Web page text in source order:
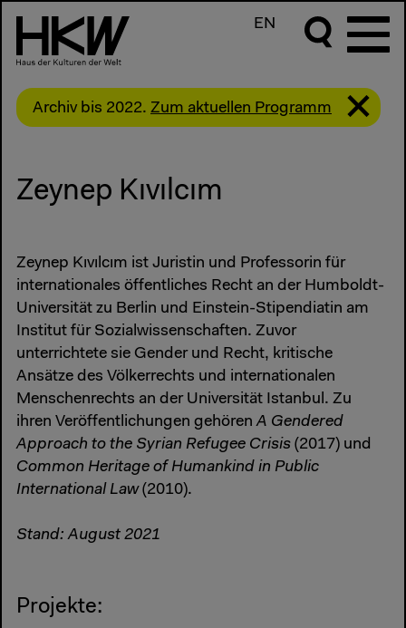
EN
Archiv bis 2022. Zum aktuellen Programm
Zeynep Kıvılcım
Zeynep Kıvılcım ist Juristin und Professorin für
internationales öffentliches Recht an der Humboldt-
Universität zu Berlin und Einstein-Stipendiatin am
Institut für Sozialwissenschaften. Zuvor
unterrichtete sie Gender und Recht, kritische
Ansätze des Völkerrechts und internationalen
Menschenrechts an der Universität Istanbul. Zu
ihren Veröffentlichungen gehörenA Gendered
Approach to the Syrian Refugee Crisis (2017) und
Common Heritage of Humankind in Public
International Law(2010).
Stand: August 2021
Projekte: